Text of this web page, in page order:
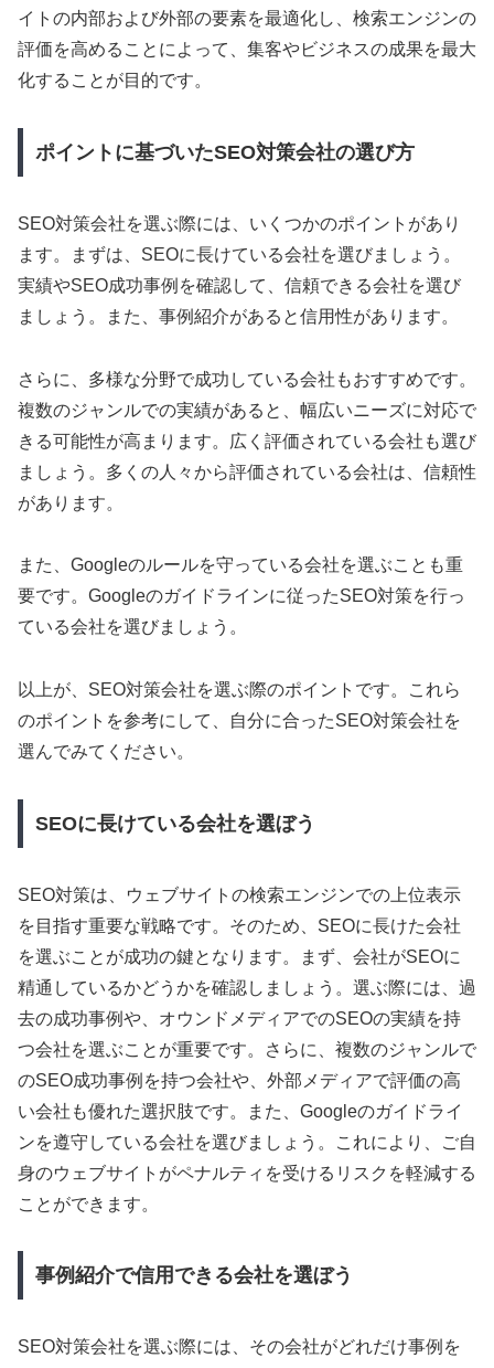
イトの内部および外部の要素を最適化し、検索エンジンの
評価を高めることによって、集客やビジネスの成果を最大
化することが目的です。
ポイントに基づいたSEO対策会社の選び方
SEO対策会社を選ぶ際には、いくつかのポイントがあり
ます。まずは、SEOに長けている会社を選びましょう。
実績やSEO成功事例を確認して、信頼できる会社を選び
ましょう。また、事例紹介があると信用性があります。
さらに、多様な分野で成功している会社もおすすめです。
複数のジャンルでの実績があると、幅広いニーズに対応で
きる可能性が高まります。広く評価されている会社も選び
ましょう。多くの人々から評価されている会社は、信頼性
があります。
また、Googleのルールを守っている会社を選ぶことも重
要です。Googleのガイドラインに従ったSEO対策を行っ
ている会社を選びましょう。
以上が、SEO対策会社を選ぶ際のポイントです。これら
のポイントを参考にして、自分に合ったSEO対策会社を
選んでみてください。
SEOに長けている会社を選ぼう
SEO対策は、ウェブサイトの検索エンジンでの上位表示
を目指す重要な戦略です。そのため、SEOに長けた会社
を選ぶことが成功の鍵となります。まず、会社がSEOに
精通しているかどうかを確認しましょう。選ぶ際には、過
去の成功事例や、オウンドメディアでのSEOの実績を持
つ会社を選ぶことが重要です。さらに、複数のジャンルで
のSEO成功事例を持つ会社や、外部メディアで評価の高
い会社も優れた選択肢です。また、Googleのガイドライ
ンを遵守している会社を選びましょう。これにより、ご自
身のウェブサイトがペナルティを受けるリスクを軽減する
ことができます。
事例紹介で信用できる会社を選ぼう
SEO対策会社を選ぶ際には、その会社がどれだけ事例を